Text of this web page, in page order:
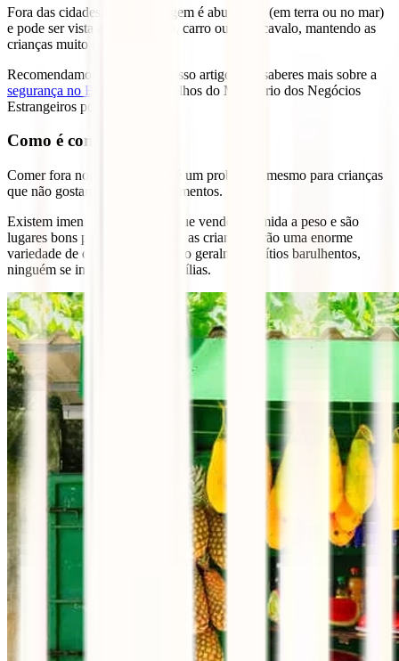
Fora das cidades a vida selvagem é abundante (em terra ou no mar)
e pode ser vista a pé, de barco, carro ou até a cavalo, mantendo as
crianças muito entretidas.
Recomendamos que leias o nosso artigo para saberes mais sobre a
segurança no Brasil
e os conselhos do Ministério dos Negócios
Estrangeiros português.
Como é comer fora?
Comer fora normalmente não é um problema, mesmo para crianças
que não gostam de todos os alimentos.
Existem imensos restaurantes que vendem comida a peso e são
lugares bons para uma refeição: as crianças terão uma enorme
variedade de opções, e como são geralmente sítios barulhentos,
ninguém se importa com as famílias.